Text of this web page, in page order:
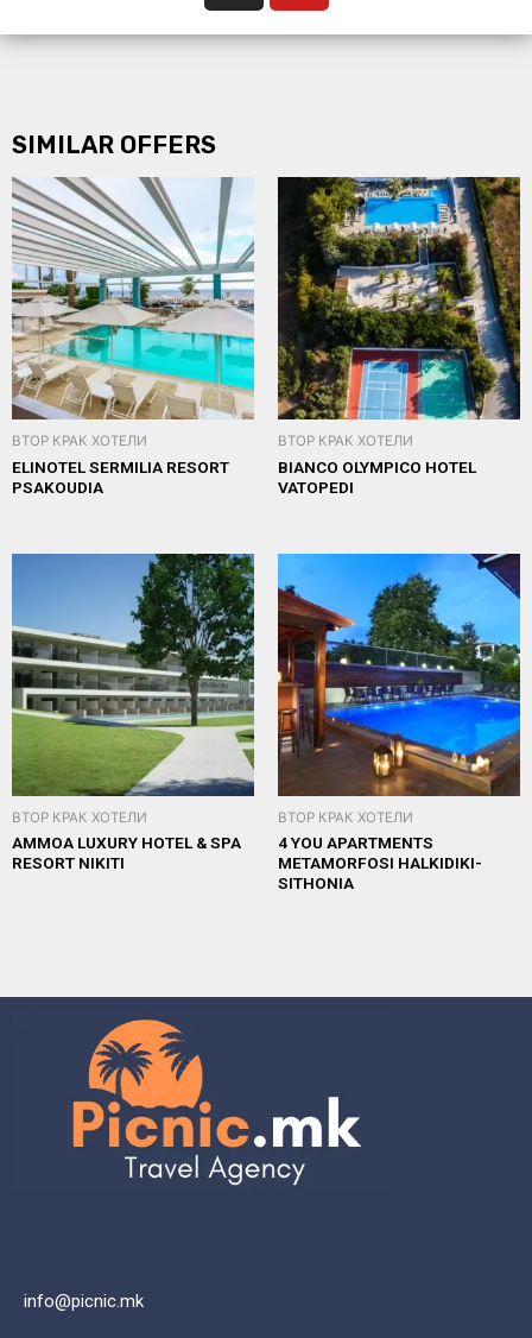
SIMILAR OFFERS
ВТОР КРАК ХОТЕЛИ
ELINOTEL SERMILIA RESORT
PSAKOUDIA
ВТОР КРАК ХОТЕЛИ
BIANCO OLYMPICO HOTEL
VATOPEDI
ВТОР КРАК ХОТЕЛИ
AMMOA LUXURY HOTEL & SPA
RESORT NIKITI
ВТОР КРАК ХОТЕЛИ
4 YOU APARTMENTS
METAMORFOSI HALKIDIKI-
SITHONIA
info@picnic.mk